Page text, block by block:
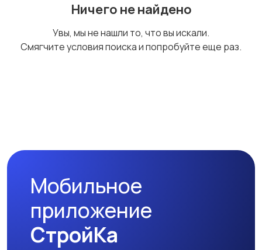
стабилизаторы
оборудование
оптические приборы
Ничего не найдено
Увы, мы не нашли то, что вы искали.
Смягчите условия поиска и попробуйте еще раз.
Мобильное
приложение
СтройКа